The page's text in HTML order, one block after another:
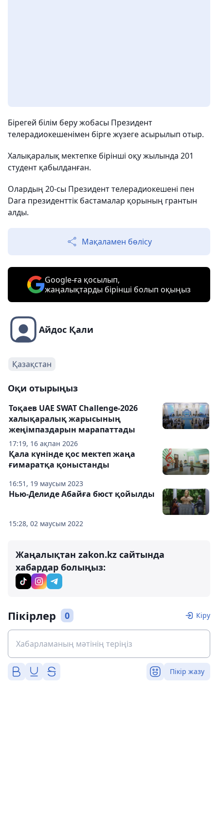
Бірегей білім беру жобасы Президент
телерадиокешенімен бірге жүзеге асырылып отыр.
Халықаралық мектепке бірінші оқу жылында 201
студент қабылданған.
Олардың 20-сы Президент телерадиокешені пен
Dara президенттік бастамалар қорының грантын
алды.
Мақаламен бөлісу
Google-ға қосылып,
жаңалықтарды бірінші болып оқыңыз
Айдос Қали
Қазақстан
Оқи отырыңыз
17:19, 16 ақпан 2026
Тоқаев UAE SWAT Challenge-2026
халықаралық жарысының
жеңімпаздарын марапаттады
16:51, 19 маусым 2023
Қала күнінде қос мектеп жаңа
ғимаратқа қоныстанды
15:28, 02 маусым 2022
Нью-Делиде Абайға бюст қойылды
Жаңалықтан zakon.kz сайтында
хабардар болыңыз:
Пікірлер 0 Кіру
Пікір жазу